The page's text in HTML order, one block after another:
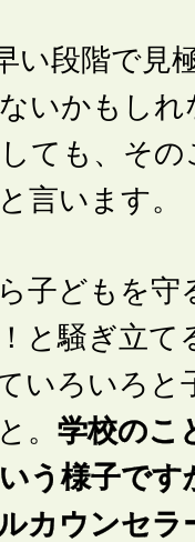
い段階で見
いかもし
ても、そ
言います。
子どもを
と騒ぎ立て
いろいろと
。 学校のこ
う様子です
カウンセラ